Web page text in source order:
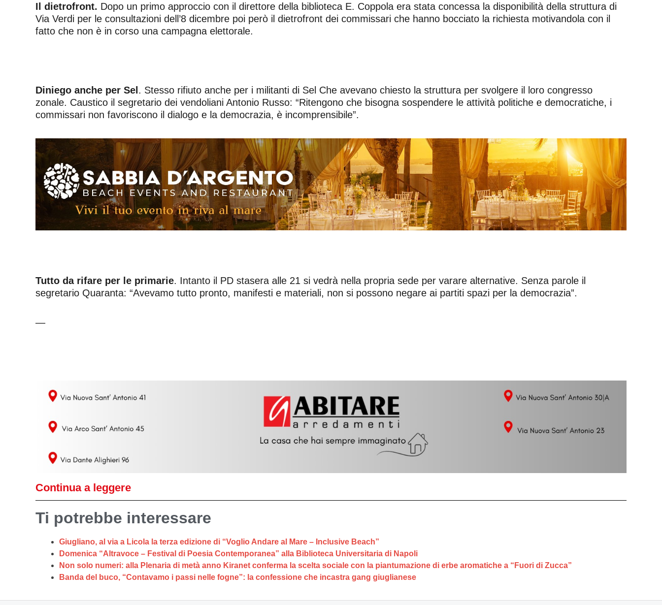
Il dietrofront. Dopo un primo approccio con il direttore della biblioteca E. Coppola era stata concessa la disponibilità della struttura di
Via Verdi per le consultazioni dell’8 dicembre poi però il dietrofront dei commissari che hanno bocciato la richiesta motivandola con il
fatto che non è in corso una campagna elettorale.
Diniego anche per Sel. Stesso rifiuto anche per i militanti di Sel Che avevano chiesto la struttura per svolgere il loro congresso
zonale. Caustico il segretario dei vendoliani Antonio Russo: “Ritengono che bisogna sospendere le attività politiche e democratiche, i
commissari non favoriscono il dialogo e la democrazia, è incomprensibile”.
Tutto da rifare per le primarie. Intanto il PD stasera alle 21 si vedrà nella propria sede per varare alternative. Senza parole il
segretario Quaranta: “Avevamo tutto pronto, manifesti e materiali, non si possono negare ai partiti spazi per la democrazia”.
—
Continua a leggere
Ti potrebbe interessare
Giugliano, al via a Licola la terza edizione di “Voglio Andare al Mare – Inclusive Beach”
Domenica “Altravoce – Festival di Poesia Contemporanea” alla Biblioteca Universitaria di Napoli
Non solo numeri: alla Plenaria di metà anno Kiranet conferma la scelta sociale con la piantumazione di erbe aromatiche a “Fuori di Zucca”
Banda del buco, “Contavamo i passi nelle fogne”: la confessione che incastra gang giuglianese